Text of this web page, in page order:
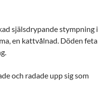
själsdrypande stympning i
en kattvålnad. Döden feta
och radade upp sig som